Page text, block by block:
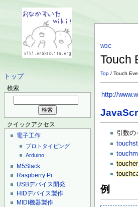
トップ
検索
クイックアクセス
電子工作
プロトタイピング
Arduino
M5Stack
Raspberry Pi
USBデバイス開発
HIDデバイス製作
MIDI機器製作
W3C
Touch
Top / Touch
http://
引数の
例